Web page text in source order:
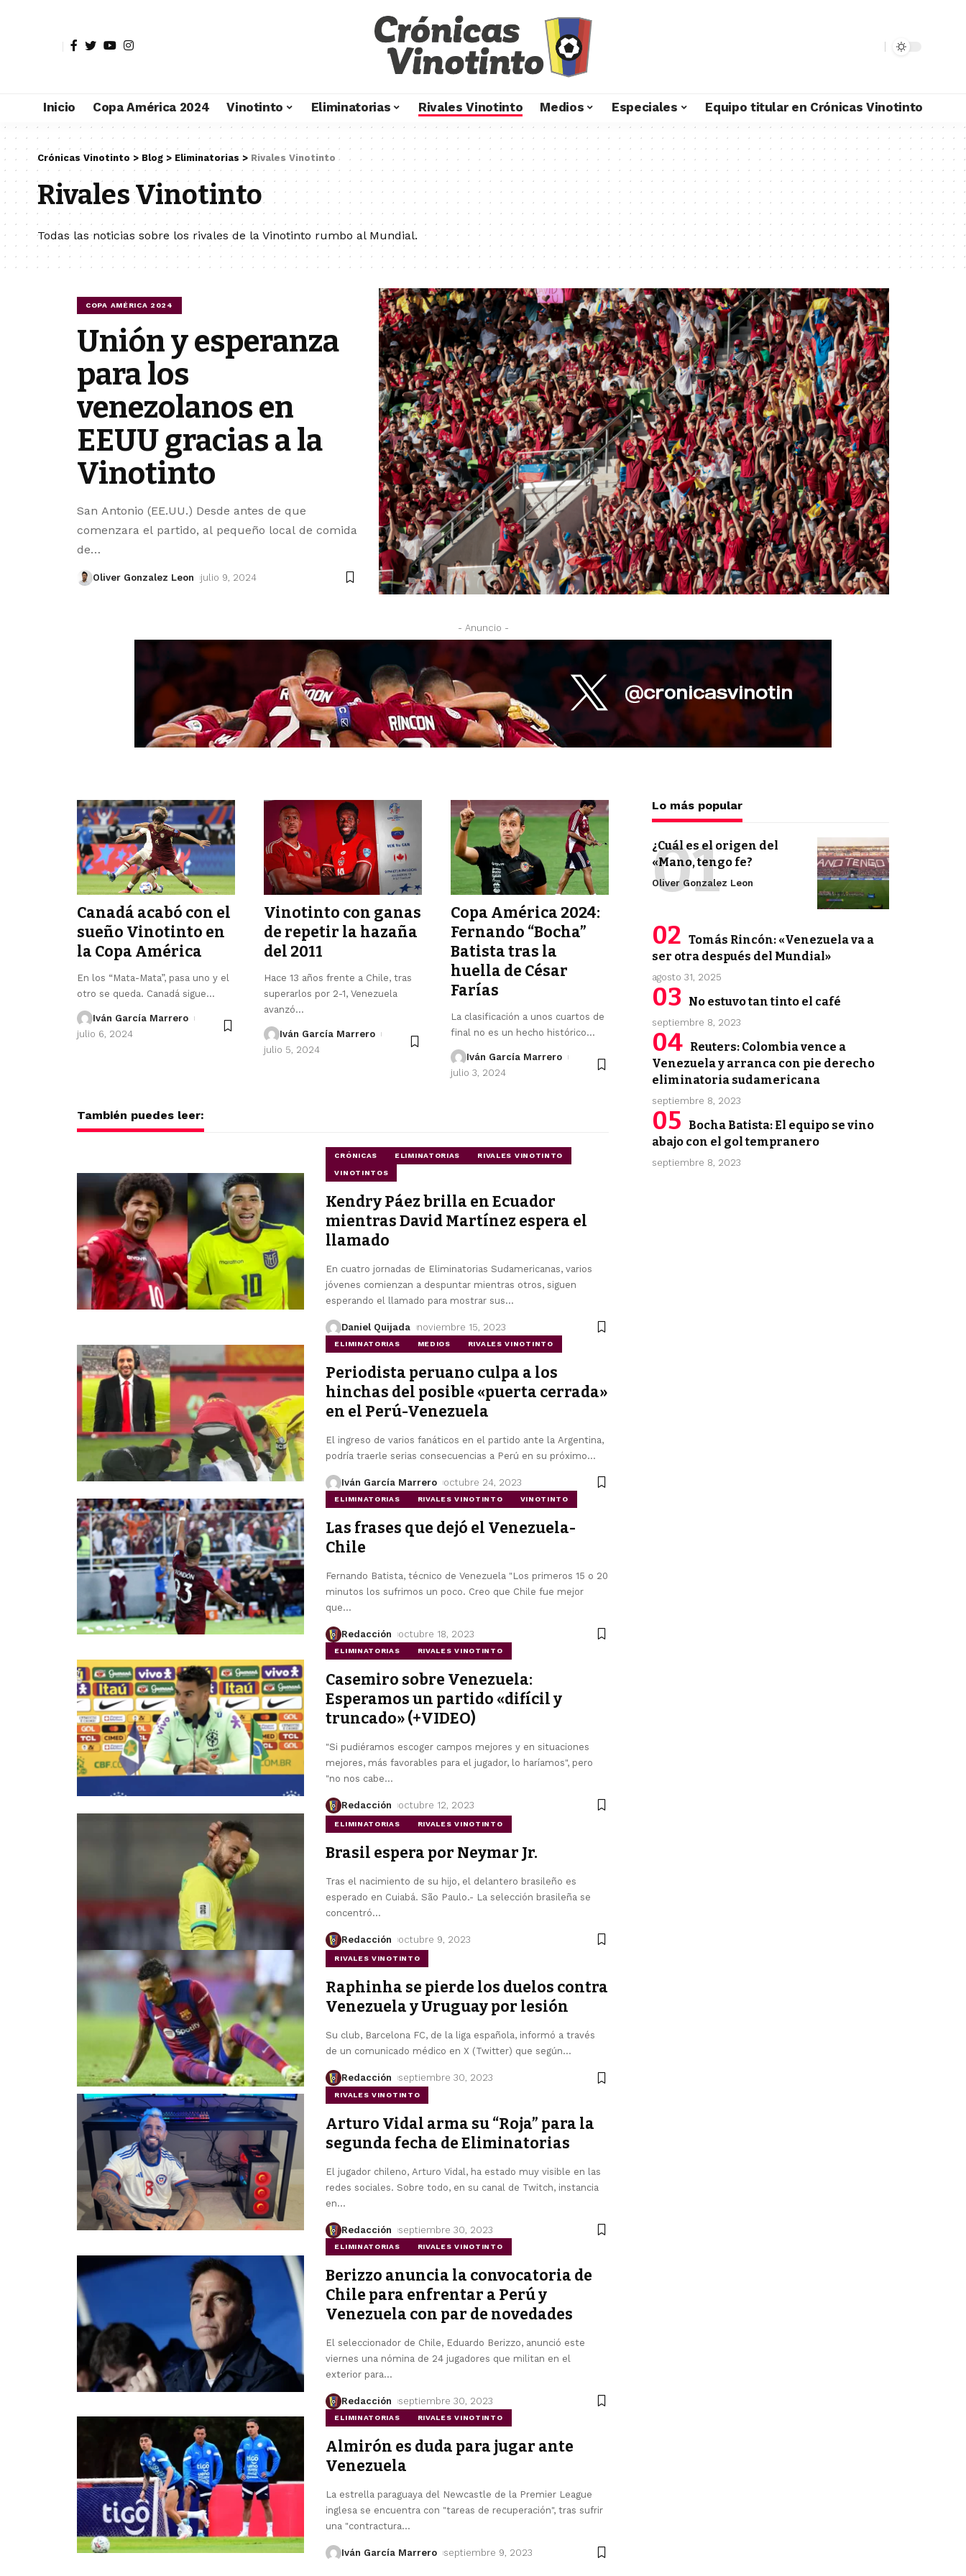
Inicio Copa América 2024 Vinotinto Eliminatorias Rivales Vinotinto Medios Especiales Equipo titular en Crónicas Vinotinto
Crónicas Vinotinto > Blog > Eliminatorias > Rivales Vinotinto
Rivales Vinotinto
Todas las noticias sobre los rivales de la Vinotinto rumbo al Mundial.
COPA AMÉRICA 2024
Unión y esperanza
para los
venezolanos en
EEUU gracias a la
Vinotinto
San Antonio (EE.UU.) Desde antes de que
comenzara el partido, al pequeño local de comida
de…
Oliver Gonzalez Leon julio 9, 2024
- Anuncio -
Canadá acabó con el
sueño Vinotinto en
la Copa América
En los “Mata-Mata”, pasa uno y el
otro se queda. Canadá sigue…
Iván García Marrero
julio 6, 2024
Vinotinto con ganas
de repetir la hazaña
del 2011
Hace 13 años frente a Chile, tras
superarlos por 2-1, Venezuela
avanzó…
Iván García Marrero
julio 5, 2024
Copa América 2024:
Fernando “Bocha”
Batista tras la
huella de César
Farías
La clasificación a unos cuartos de
final no es un hecho histórico…
Iván García Marrero
julio 3, 2024
También puedes leer:
CRÓNICAS ELIMINATORIAS RIVALES VINOTINTO
VINOTINTOS
Kendry Páez brilla en Ecuador
mientras David Martínez espera el
llamado
En cuatro jornadas de Eliminatorias Sudamericanas, varios
jóvenes comienzan a despuntar mientras otros, siguen
esperando el llamado para mostrar sus…
Daniel Quijada noviembre 15, 2023
ELIMINATORIAS MEDIOS RIVALES VINOTINTO
Periodista peruano culpa a los
hinchas del posible «puerta cerrada»
en el Perú-Venezuela
El ingreso de varios fanáticos en el partido ante la Argentina,
podría traerle serias consecuencias a Perú en su próximo…
Iván García Marrero octubre 24, 2023
ELIMINATORIAS RIVALES VINOTINTO VINOTINTO
Las frases que dejó el Venezuela-
Chile
Fernando Batista, técnico de Venezuela "Los primeros 15 o 20
minutos los sufrimos un poco. Creo que Chile fue mejor
que…
Redacción octubre 18, 2023
ELIMINATORIAS RIVALES VINOTINTO
Casemiro sobre Venezuela:
Esperamos un partido «difícil y
truncado» (+VIDEO)
"Si pudiéramos escoger campos mejores y en situaciones
mejores, más favorables para el jugador, lo haríamos", pero
"no nos cabe…
Redacción octubre 12, 2023
ELIMINATORIAS RIVALES VINOTINTO
Brasil espera por Neymar Jr.
Tras el nacimiento de su hijo, el delantero brasileño es
esperado en Cuiabá. São Paulo.- La selección brasileña se
concentró…
Redacción octubre 9, 2023
RIVALES VINOTINTO
Raphinha se pierde los duelos contra
Venezuela y Uruguay por lesión
Su club, Barcelona FC, de la liga española, informó a través
de un comunicado médico en X (Twitter) que según…
Redacción septiembre 30, 2023
RIVALES VINOTINTO
Arturo Vidal arma su “Roja” para la
segunda fecha de Eliminatorias
El jugador chileno, Arturo Vidal, ha estado muy visible en las
redes sociales. Sobre todo, en su canal de Twitch, instancia
en…
Redacción septiembre 30, 2023
ELIMINATORIAS RIVALES VINOTINTO
Berizzo anuncia la convocatoria de
Chile para enfrentar a Perú y
Venezuela con par de novedades
El seleccionador de Chile, Eduardo Berizzo, anunció este
viernes una nómina de 24 jugadores que militan en el
exterior para…
Redacción septiembre 30, 2023
ELIMINATORIAS RIVALES VINOTINTO
Almirón es duda para jugar ante
Venezuela
La estrella paraguaya del Newcastle de la Premier League
inglesa se encuentra con "tareas de recuperación", tras sufrir
una "contractura…
Iván García Marrero septiembre 9, 2023
Lo más popular
¿Cuál es el origen del
«Mano, tengo fe?
Oliver Gonzalez Leon
Tomás Rincón: «Venezuela va a
ser otra después del Mundial»
agosto 31, 2025
No estuvo tan tinto el café
septiembre 8, 2023
Reuters: Colombia vence a
Venezuela y arranca con pie derecho
eliminatoria sudamericana
septiembre 8, 2023
Bocha Batista: El equipo se vino
abajo con el gol tempranero
septiembre 8, 2023